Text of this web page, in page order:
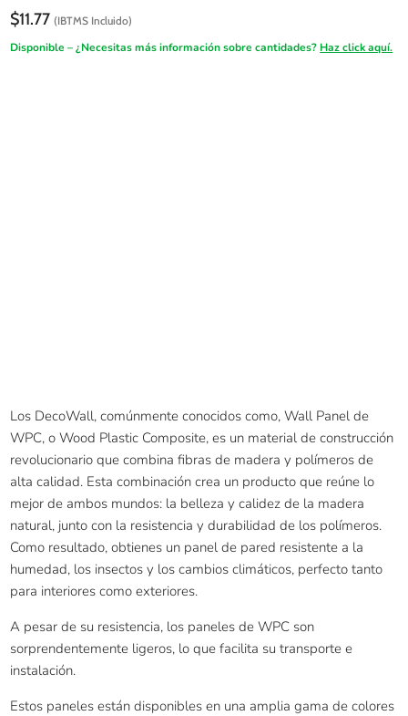
$11.77 (IBTMS Incluido)
Disponible – ¿Necesitas más información sobre cantidades? Haz click aquí.
Los DecoWall, comúnmente conocidos como, Wall Panel de
WPC, o Wood Plastic Composite, es un material de construcción
revolucionario que combina fibras de madera y polímeros de
alta calidad. Esta combinación crea un producto que reúne lo
mejor de ambos mundos: la belleza y calidez de la madera
natural, junto con la resistencia y durabilidad de los polímeros.
Como resultado, obtienes un panel de pared resistente a la
humedad, los insectos y los cambios climáticos, perfecto tanto
para interiores como exteriores.
A pesar de su resistencia, los paneles de WPC son
sorprendentemente ligeros, lo que facilita su transporte e
instalación.
Estos paneles están disponibles en una amplia gama de colores